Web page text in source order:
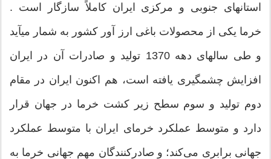
استانهای جنوبی و مرکزی ایران کاملاً سازگار است .
خرما یکی از محصولات باغی ارز آور کشور به شمار میآید
و طی سالهای دهه 1370 تولید و صادرات آن در ایران
افزایش چشمگیری یافته است، هم اکنون ایران در مقام
دوم تولید و سوم سطح زیر کشت خرما در جهان قرار
دارد و متوسط عملکرد خرمای ایران با متوسط عملکرد
جهانی برابری می‌کند؛ و صادرکنندگان مهم جهانی خرما به